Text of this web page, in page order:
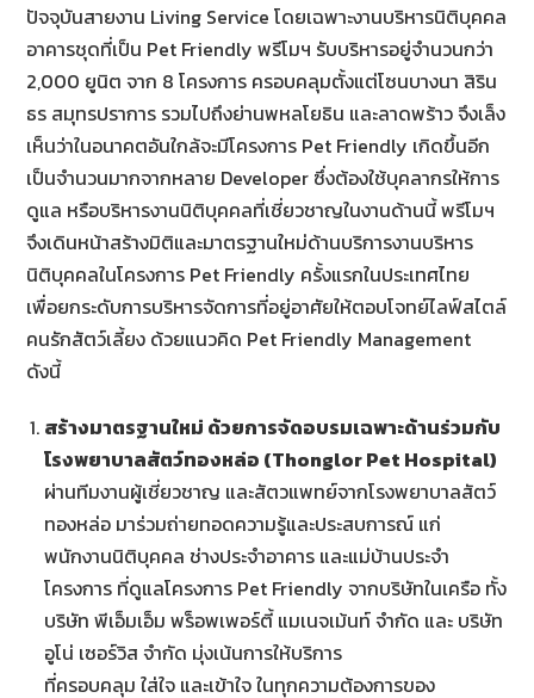
ปัจจุบันสายงาน Living Service โดยเฉพาะงานบริหารนิติบุคคล
อาคารชุดที่เป็น Pet Friendly พรีโมฯ รับบริหารอยู่จำนวนกว่า
2,000 ยูนิต จาก 8 โครงการ ครอบคลุมตั้งแต่โซนบางนา สิริน
ธร สมุทรปราการ รวมไปถึงย่านพหลโยธิน และลาดพร้าว จึงเล็ง
เห็นว่าในอนาคตอันใกล้จะมีโครงการ Pet Friendly เกิดขึ้นอีก
เป็นจำนวนมากจากหลาย Developer ซึ่งต้องใช้บุคลากรให้การ
ดูแล หรือบริหารงานนิติบุคคลที่เชี่ยวชาญในงานด้านนี้ พรีโมฯ
จึงเดินหน้าสร้างมิติและมาตรฐานใหม่ด้านบริการงานบริหาร
นิติบุคคลในโครงการ Pet Friendly ครั้งแรกในประเทศไทย
เพื่อยกระดับการบริหารจัดการที่อยู่อาศัยให้ตอบโจทย์ไลฟ์สไตล์
คนรักสัตว์เลี้ยง ด้วยแนวคิด Pet Friendly Management
ดังนี้
สร้างมาตรฐานใหม่ ด้วยการจัดอบรมเฉพาะด้านร่วมกับ
โรงพยาบาลสัตว์ทองหล่อ (Thonglor Pet Hospital)
ผ่านทีมงานผู้เชี่ยวชาญ และสัตวแพทย์จากโรงพยาบาลสัตว์
ทองหล่อ มาร่วมถ่ายทอดความรู้และประสบการณ์ แก่
พนักงานนิติบุคคล ช่างประจำอาคาร และแม่บ้านประจำ
โครงการ ที่ดูแลโครงการ Pet Friendly จากบริษัทในเครือ ทั้ง
บริษัท พีเอ็มเอ็ม พร็อพเพอร์ตี้ แมเนจเม้นท์ จำกัด และ บริษัท
อูโน่ เซอร์วิส จำกัด มุ่งเน้นการให้บริการ
ที่ครอบคลุม ใส่ใจ และเข้าใจ ในทุกความต้องการของ